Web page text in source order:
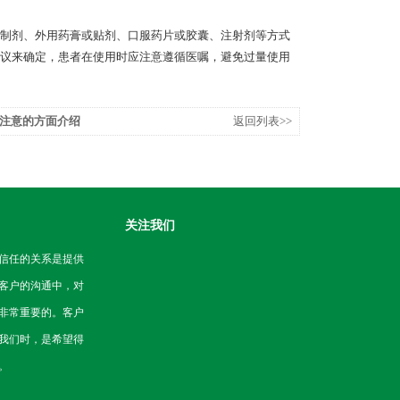
、外用药膏或贴剂、口服药片或胶囊、注射剂等方式
来确定，患者在使用时应注意遵循医嘱，避免过量使用
意的方面介绍 返回列表>>
任的关系是提供
户的沟通中，对
常重要的。客户
们时，是希望得
关注我们